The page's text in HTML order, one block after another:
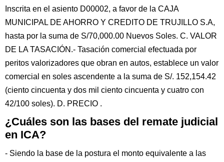
Inscrita en el asiento D00002, a favor de la CAJA
MUNICIPAL DE AHORRO Y CREDITO DE TRUJILLO S.A,
hasta por la suma de S/70,000.00 Nuevos Soles. C. VALOR
DE LA TASACIÓN.- Tasación comercial efectuada por
peritos valorizadores que obran en autos, establece un valor
comercial en soles ascendente a la suma de S/. 152,154.42
(ciento cincuenta y dos mil ciento cincuenta y cuatro con
42/100 soles). D. PRECIO .
¿Cuáles son las bases del remate judicial
en ICA?
- Siendo la base de la postura el monto equivalente a las